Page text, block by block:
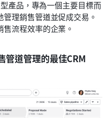
產品，專為一個主要目標而
理銷售管道並促成交易。
流程效率的企業。
道管理的最佳CRM